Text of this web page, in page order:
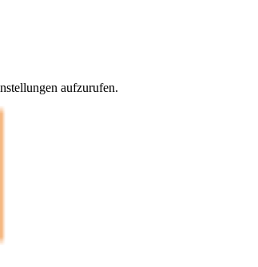
aufzurufen.